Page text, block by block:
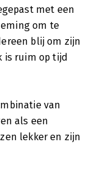
met een
om te
blij om zijn
is ruim op tijd
van
als een
lekker en zijn